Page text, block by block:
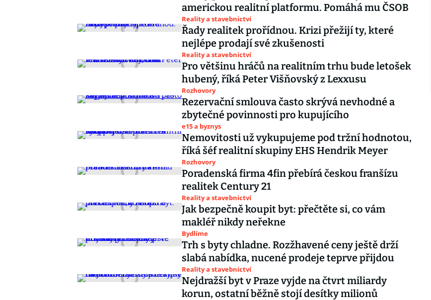
americkou realitní platformu. Pomáhá mu ČSOB
Reality a stavebnictví
Řady realitek prořídnou. Krizi přežijí ty, které
nejlépe prodají své zkušenosti
Reality a stavebnictví
Pro většinu hráčů na realitním trhu bude letošek
hubený, říká Peter Višňovský z Lexxusu
Rozhovory
Rezervační smlouva často skrývá nevhodné a
zbytečné povinnosti pro kupujícího
e15 a byznys
Nemovitosti už vykupujeme pod tržní hodnotou,
říká šéf realitní skupiny EHS Hendrik Meyer
Rozhovory
Poradenská firma 4fin přebírá českou franšízu
realitek Century 21
Reality a stavebnictví
Jak bezpečně koupit byt: přečtěte si, co vám
makléř nikdy neřekne
Bydlíme
Trh s byty chladne. Rozžhavené ceny ještě drží
slabá nabídka, nucené prodeje teprve přijdou
Reality a stavebnictví
Nejdražší byt v Praze vyjde na čtvrt miliardy
korun, ostatní běžně stojí desítky milionů